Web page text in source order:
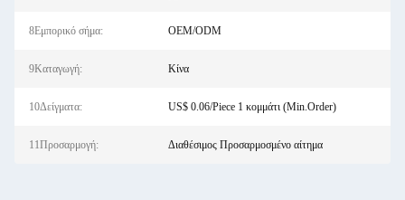
8Εμπορικό σήμα: OEM/ODM
9Καταγωγή: Κίνα
10Δείγματα: US$ 0.06/Piece 1 κομμάτι (Min.Order)
11Προσαρμογή: Διαθέσιμος Προσαρμοσμένο αίτημα